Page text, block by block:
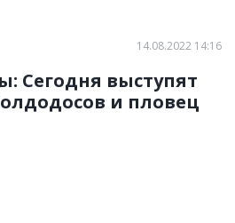
14.08.2022 14:16
Сегодня выступят
и пловец